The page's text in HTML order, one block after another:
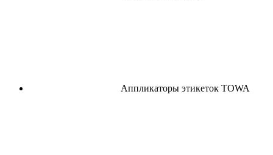
Аппликаторы этикеток TOWA